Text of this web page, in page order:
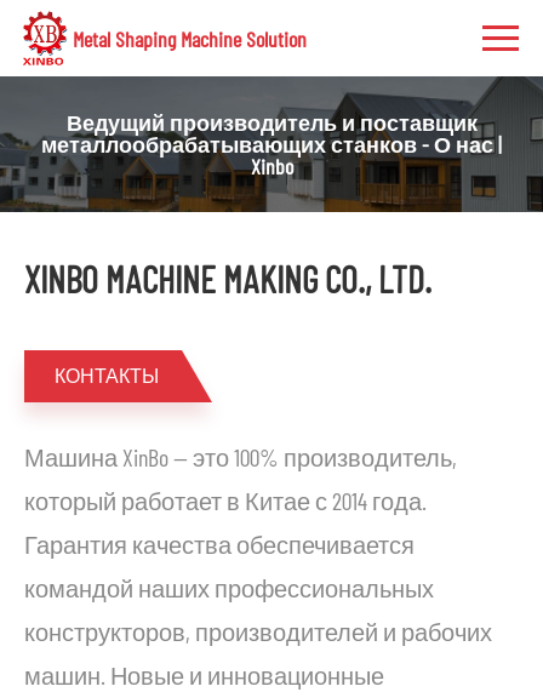
Metal Shaping Machine Solution
Ведущий производитель и поставщик
металлообрабатывающих станков - О нас |
Xinbo
XINBO MACHINE MAKING CO., LTD.
КОНТАКТЫ
Машина XinBo — это 100% производитель,
который работает в Китае с 2014 года.
Гарантия качества обеспечивается
командой наших профессиональных
конструкторов, производителей и рабочих
машин. Новые и инновационные